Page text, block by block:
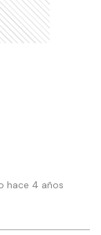
hace 4 años